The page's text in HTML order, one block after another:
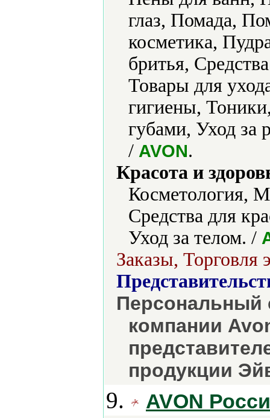
глаз, Помада,
косметика,
бритья,
Товары для
гигиены,
губами, Уход
/ AVON.
Красота и
Косметология,
Средства для
Уход за телом. /
Заказы, Торговля
Персональный
компании
продукции
9. AVON